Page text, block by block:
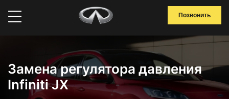
Позвонить
Замена регулятора давления
Infiniti JX